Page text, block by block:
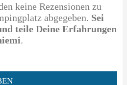
keine Rezensionen zu
abgegeben. Sei
teile Deine Erfahrungen
.